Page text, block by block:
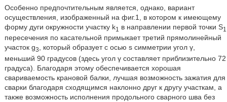
Особенно предпочтительным является, однако, вариант
осуществления, изображенный на фиг.1, в котором к имеющему
форму дуги окружности участку k1 в направлении первой точки S1
пересечения по касательной примыкает третий прямолинейный
участок g3, который образует с осью s симметрии угол γ,
меньший 90 градусов (здесь угол γ составляет приблизительно 72
градуса). Благодаря этому обеспечивается хорошая
свариваемость крановой балки, лучшая возможность зажатия для
сварки благодаря сходящимся наклонно друг к другу участкам, а
также возможность исполнения продольного сварного шва без